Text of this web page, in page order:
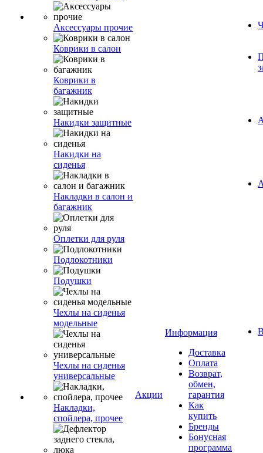
Аксессуары прочие
Коврики в салон
Коврики в
багажник
Накидки защитные
Накидки на
сиденья
Накладки в салон и
багажник
Оплетки для руля
Подлокотники
Подушки
Чехлы на сиденья
модельные
Чехлы на сиденья
универсальные
Накладки,
спойлера, прочее
Акции
Информация
Доставка
Оплата
Возврат,
обмен,
гарантия
Как
купить
Бренды
Бонусная
программа